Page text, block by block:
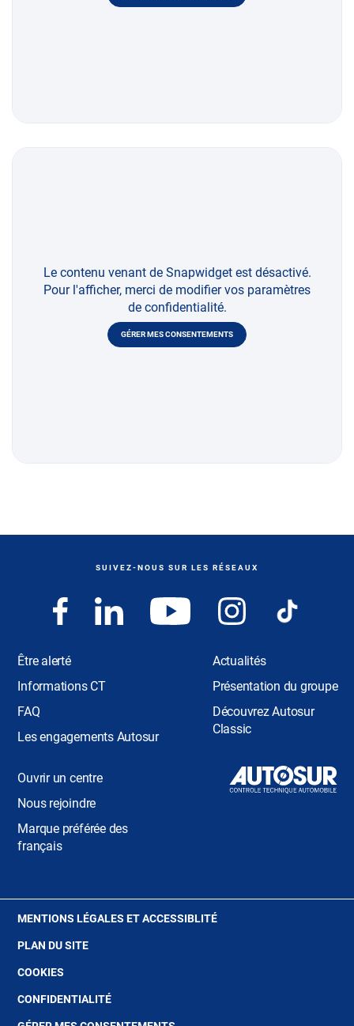
Le contenu venant de Snapwidget est désactivé.
Pour l'afficher, merci de modifier vos paramètres
de confidentialité.
GÉRER MES CONSENTEMENTS
SUIVEZ-NOUS SUR LES RÉSEAUX
Être alerté
Informations CT
FAQ
Les engagements Autosur
Actualités
Présentation du groupe
Découvrez Autosur
Classic
Ouvrir un centre
Nous rejoindre
Marque préférée des
français
MENTIONS LÉGALES ET ACCESSIBLITÉ(OUVRE
PLAN DU SITE
COOKIES
UNE
CONFIDENTIALITÉ(OUVRE